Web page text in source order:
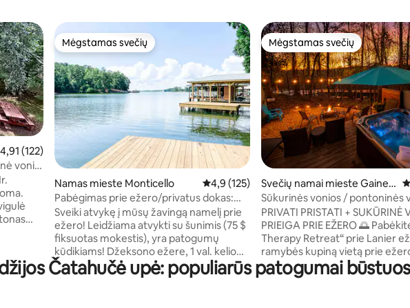
įvertinimas: 4,91 iš 5, atsiliepimų: 122
4,91 (122)
vonia,
Mėgstamas svečių
Mėgstamas svečių
Namas mieste Monticello Vidutinis įvertinimas: 4,9 iš 5, atsiliepimų: 125
4,9 (125)
Pabėgimas prie ežero/privatus dokas:
Dogvudo kotedžas
Sveiki atvykę į mūsų žavingą namelį prie
ežero! Leidžiama atvykti su šunimis (75 $
fiksuotas mokestis), yra patogumų
kūdikiams! Džeksono ežere, 1 val. kelio
nuo Atlantos, mūsų kotedžas su privačiu
doku (su baidarėmis - dviem
Mėgstamas svečių
Mėgstamas svečių
Svečių namai mieste Gaines
ville
Sūkurinės vonios / pontoninės
vandens motociklo nuoma, 2
prieplauka
PRIVATI PRISTATI + SUKŪRINĖ
PRIEIGA PRIE EŽERO 🌅 Pabėkite į „Lake
Therapy Retreat“ prie Lanier
ramybės kupiną vietą prie
nuotykiams ir atsipalaidavimui.
Mėgaukitės privačia
Čatahučė upė: populiarūs patogumai